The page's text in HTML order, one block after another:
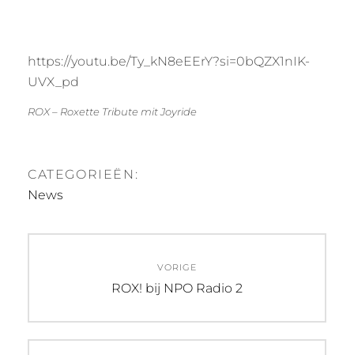
https://youtu.be/Ty_kN8eEErY?si=0bQZX1nIK-
UVX_pd
ROX – Roxette Tribute mit Joyride
CATEGORIEËN:
News
navigatie
VORIGE
Vorig
ROX! bij NPO Radio 2